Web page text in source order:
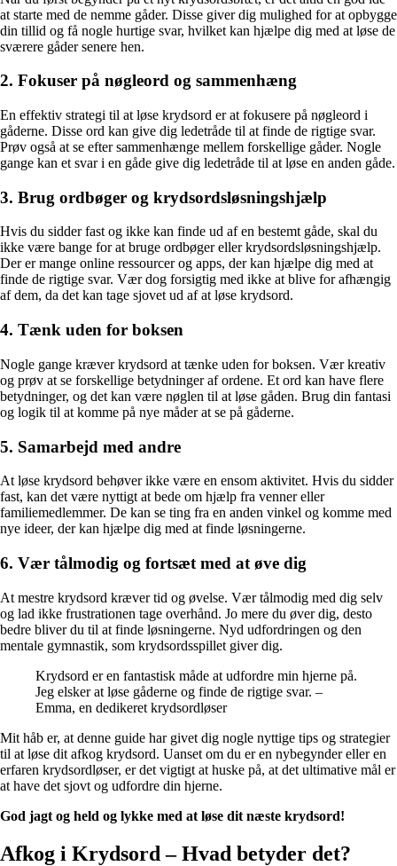
at starte med de nemme gåder. Disse giver dig mulighed for at opbygge
din tillid og få nogle hurtige svar, hvilket kan hjælpe dig med at løse de
sværere gåder senere hen.
2. Fokuser på nøgleord og sammenhæng
En effektiv strategi til at løse krydsord er at fokusere på nøgleord i
gåderne. Disse ord kan give dig ledetråde til at finde de rigtige svar.
Prøv også at se efter sammenhænge mellem forskellige gåder. Nogle
gange kan et svar i en gåde give dig ledetråde til at løse en anden gåde.
3. Brug ordbøger og krydsordsløsningshjælp
Hvis du sidder fast og ikke kan finde ud af en bestemt gåde, skal du
ikke være bange for at bruge ordbøger eller krydsordsløsningshjælp.
Der er mange online ressourcer og apps, der kan hjælpe dig med at
finde de rigtige svar. Vær dog forsigtig med ikke at blive for afhængig
af dem, da det kan tage sjovet ud af at løse krydsord.
4. Tænk uden for boksen
Nogle gange kræver krydsord at tænke uden for boksen. Vær kreativ
og prøv at se forskellige betydninger af ordene. Et ord kan have flere
betydninger, og det kan være nøglen til at løse gåden. Brug din fantasi
og logik til at komme på nye måder at se på gåderne.
5. Samarbejd med andre
At løse krydsord behøver ikke være en ensom aktivitet. Hvis du sidder
fast, kan det være nyttigt at bede om hjælp fra venner eller
familiemedlemmer. De kan se ting fra en anden vinkel og komme med
nye ideer, der kan hjælpe dig med at finde løsningerne.
6. Vær tålmodig og fortsæt med at øve dig
At mestre krydsord kræver tid og øvelse. Vær tålmodig med dig selv
og lad ikke frustrationen tage overhånd. Jo mere du øver dig, desto
bedre bliver du til at finde løsningerne. Nyd udfordringen og den
mentale gymnastik, som krydsordsspillet giver dig.
Krydsord er en fantastisk måde at udfordre min hjerne på.
Jeg elsker at løse gåderne og finde de rigtige svar. –
Emma, en dedikeret krydsordløser
Mit håb er, at denne guide har givet dig nogle nyttige tips og strategier
til at løse dit afkog krydsord. Uanset om du er en nybegynder eller en
erfaren krydsordløser, er det vigtigt at huske på, at det ultimative mål er
at have det sjovt og udfordre din hjerne.
God jagt og held og lykke med at løse dit næste krydsord!
Afkog i Krydsord – Hvad betyder det?